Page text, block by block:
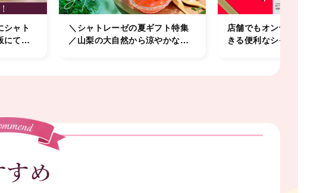
シャト
にて全
＼シャトレーゼの夏ギフト特集
／山梨の大自然から涼やかな夏
店舗でもオンラインで
きる便利なシャトレー